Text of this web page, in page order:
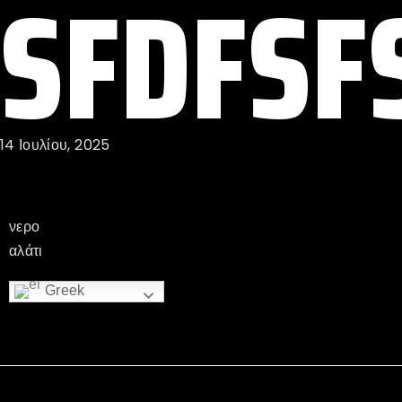
14 Ιουλίου, 2025
νερο
αλάτι
Greek